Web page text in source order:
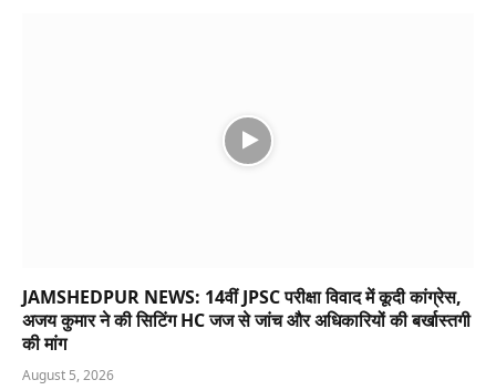
JAMSHEDPUR NEWS: 14वीं JPSC परीक्षा विवाद में कूदी कांग्रेस,
अजय कुमार ने की सिटिंग HC जज से जांच और अधिकारियों की बर्खास्तगी
की मांग
August 5, 2026